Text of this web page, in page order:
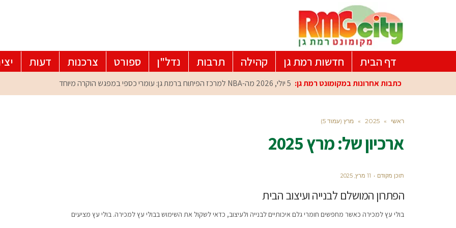
דף הבית חדשות רמת גן קהילה תרבות נדל"ן ספורט צרכנות דעות
כתבות אחרונות במקומונט רמת גן: 5 יולי, 2026 מה-NBA למרכז הפיתוח ברמת גן: עומרי כספי במפגש הוקרה מיוחד
ראשי »
2025
» מרץ (עמוד 5)
ארכיון של:מרץ 2025
תוכן מקודם 11 מרץ, 2025
הפתרון המושלם לבנייה ועיצוב הבית
בולי עץ למכירה כאשר מחפשים חומרי גלם איכותיים לבנייה ולעיצוב, כדאי לשקול את השימוש בבולי עץ למכירה. בולי עץ מציעים